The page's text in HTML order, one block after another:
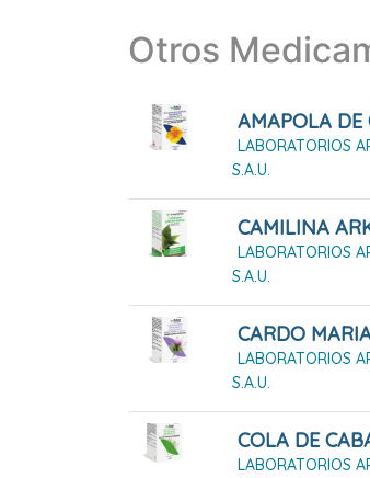
Otros
LABORATORIOS
S.A.U.
LABORATORIOS
S.A.U.
LABORATORIOS
S.A.U.
LABORATORIOS